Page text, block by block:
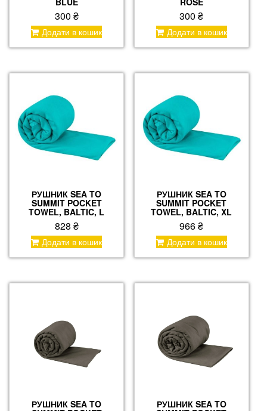
300 ₴
Додати в кошик
300₴
Додати в кошик
РУШНИК SEA TO
SUMMIT POCKET
TOWEL, BALTIC, L
828 ₴
Додати в кошик
РУШНИК SEA TO
SUMMIT POCKET
TOWEL, BALTIC, XL
966₴
Додати в кошик
РУШНИК SEA TO РУШНИК SEA TO